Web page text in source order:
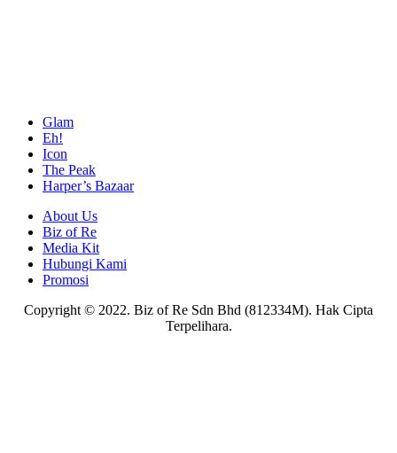
Glam
Eh!
Icon
The Peak
Harper’s Bazaar
About Us
Biz of Re
Media Kit
Hubungi Kami
Promosi
Copyright © 2022. Biz of Re Sdn Bhd (812334M). Hak Cipta
Terpelihara.